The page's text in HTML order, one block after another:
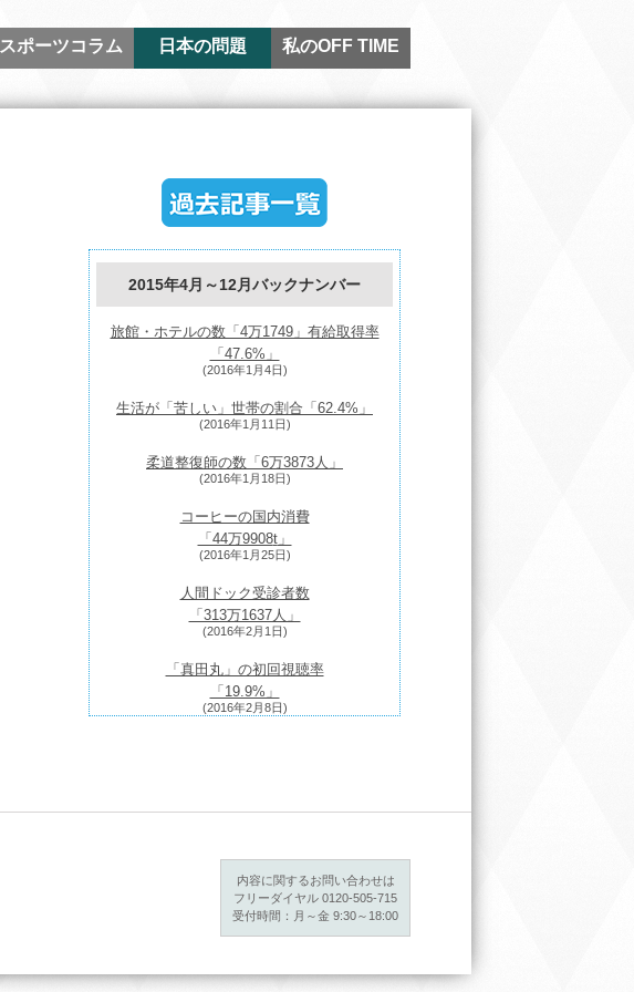
スポーツコラム 日本の問題 私のOFF TIME
2015年4月～12月バックナンバー
旅館・ホテルの数「4万1749」有給取得率
「47.6%」
(2016年1月4日)
生活が「苦しい」世帯の割合「62.4%」
(2016年1月11日)
柔道整復師の数「6万3873人」
(2016年1月18日)
コーヒーの国内消費
「44万9908t」
(2016年1月25日)
人間ドック受診者数
「313万1637人」
(2016年2月1日)
「真田丸」の初回視聴率
「19.9%」
(2016年2月8日)
2015年10-12月期GDP成長率「1.4%減」
(2016年2月29日)
日本の人口「約1億2711万人」
内容に関するお問い合わせは
フリーダイヤル 0120-505-715
受付時間：月～金 9:30～18:00